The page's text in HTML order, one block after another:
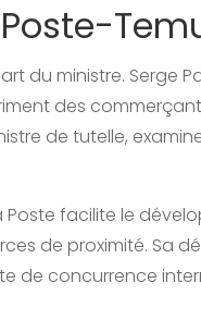
du ministre. Serge
des
de tutelle,
Poste facilite le
de proximité. Sa
de concurrence